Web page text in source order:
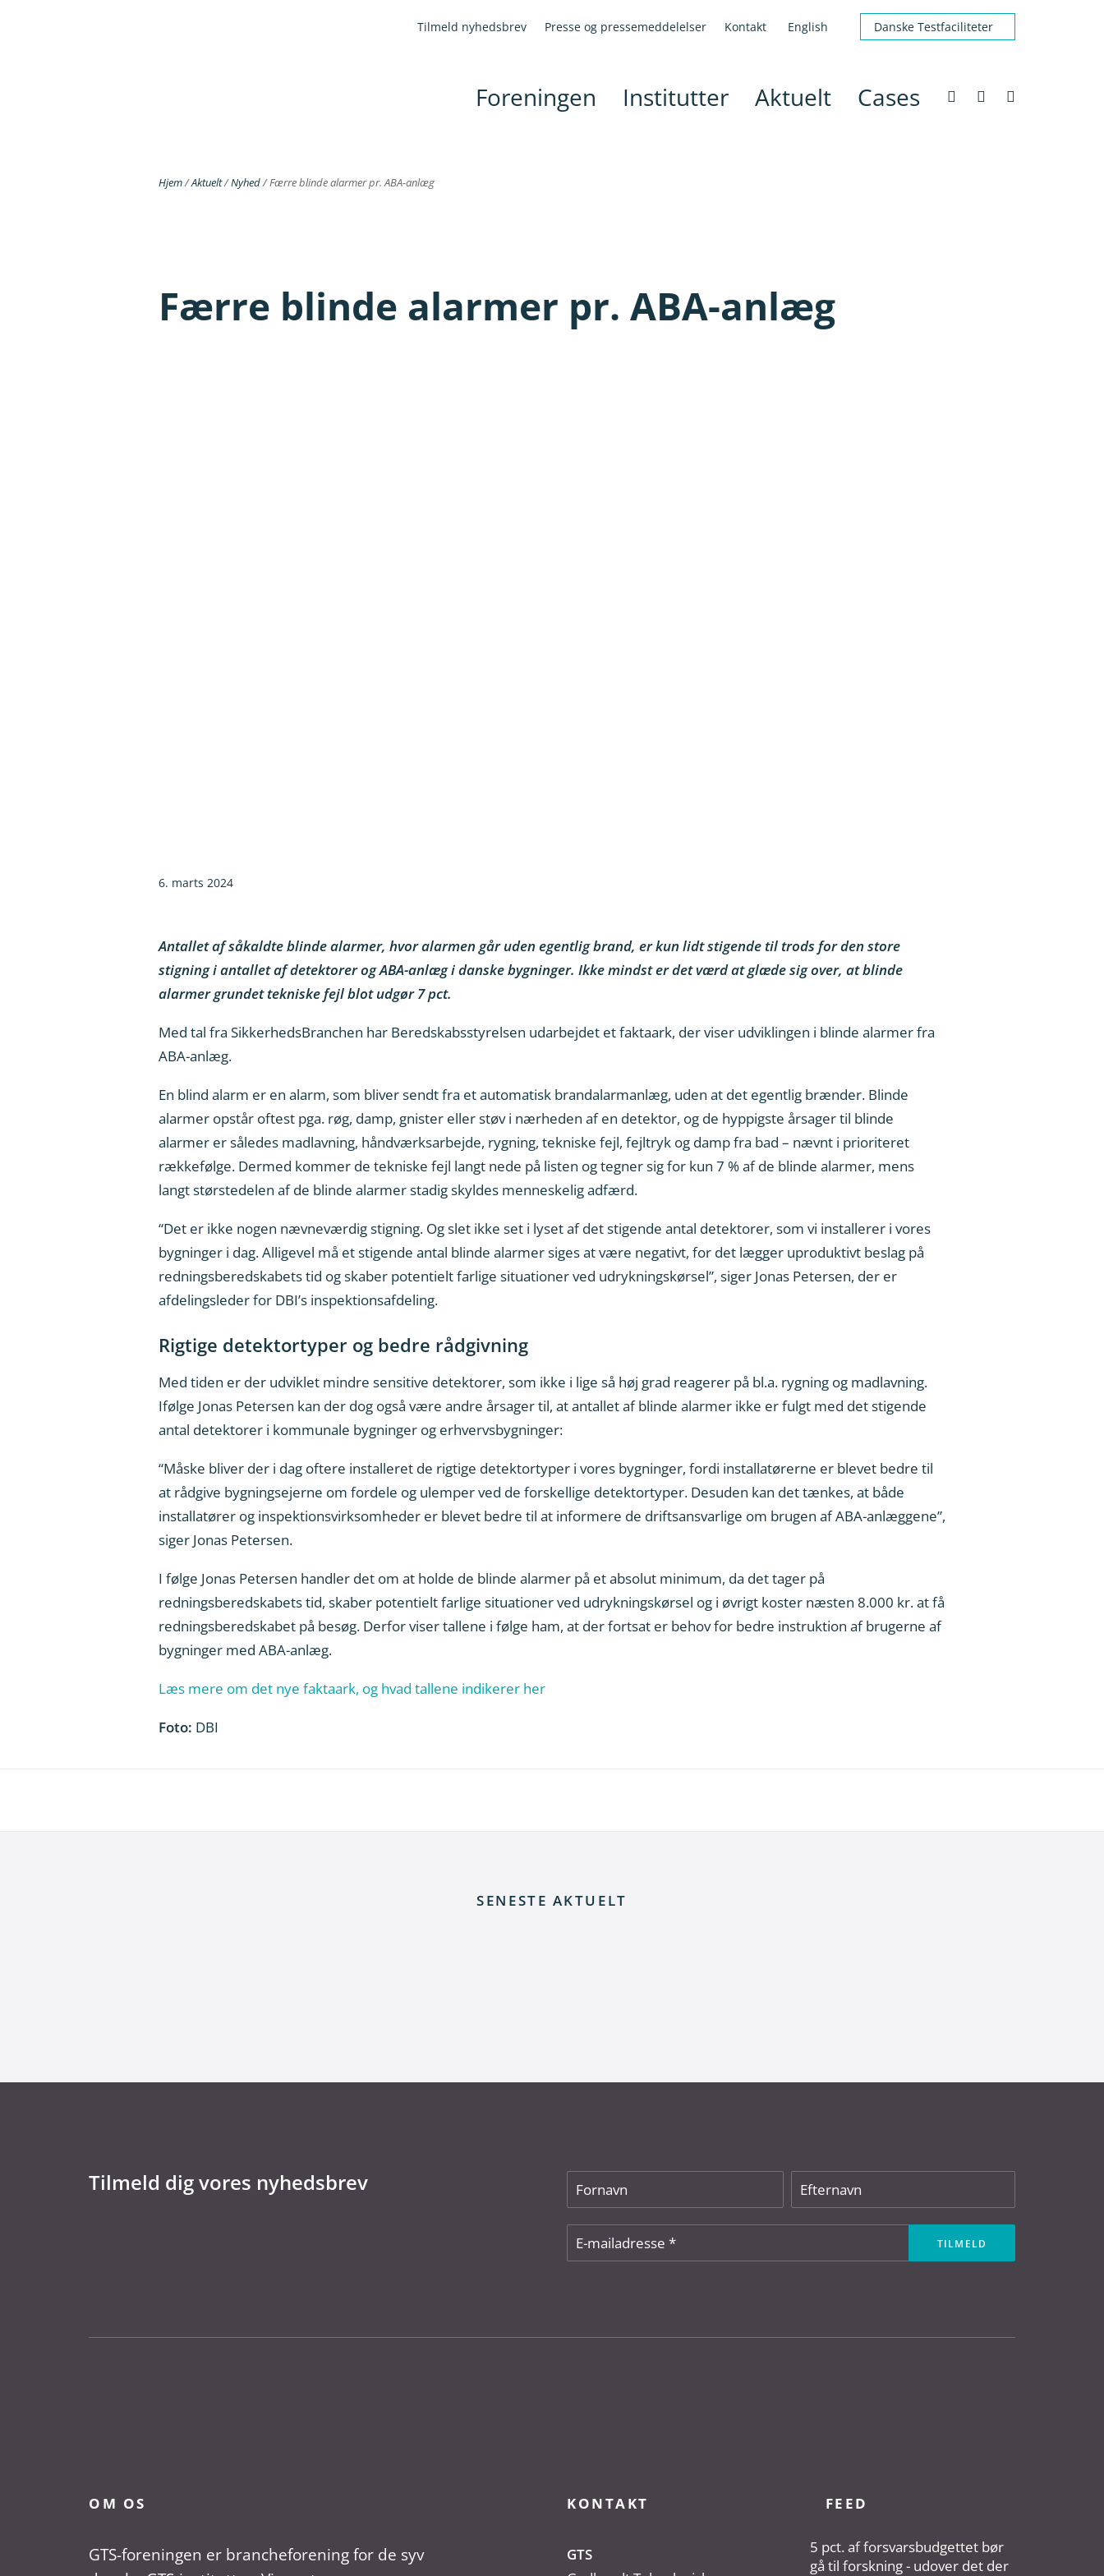
Tilmeld nyhedsbrev Presse og pressemeddelelser Kontakt English Danske Testfaciliteter
Foreningen Institutter Aktuelt Cases
Hjem/Aktuelt/Nyhed/Færre blinde alarmer pr. ABA-anlæg
Færre blinde alarmer pr. ABA-anlæg
6. marts 2024
Antallet af såkaldte blinde alarmer, hvor alarmen går uden egentlig brand, er kun lidt stigende til trods for den store
stigning i antallet af detektorer og ABA-anlæg i danske bygninger. Ikke mindst er det værd at glæde sig over, at blinde
alarmer grundet tekniske fejl blot udgør 7 pct.
Med tal fra SikkerhedsBranchen har Beredskabsstyrelsen udarbejdet et faktaark, der viser udviklingen i blinde alarmer fra
ABA-anlæg.
En blind alarm er en alarm, som bliver sendt fra et automatisk brandalarmanlæg, uden at det egentlig brænder. Blinde
alarmer opstår oftest pga. røg, damp, gnister eller støv i nærheden af en detektor, og de hyppigste årsager til blinde
alarmer er således madlavning, håndværksarbejde, rygning, tekniske fejl, fejltryk og damp fra bad – nævnt i prioriteret
rækkefølge. Dermed kommer de tekniske fejl langt nede på listen og tegner sig for kun 7 % af de blinde alarmer, mens
langt størstedelen af de blinde alarmer stadig skyldes menneskelig adfærd.
“Det er ikke nogen nævneværdig stigning. Og slet ikke set i lyset af det stigende antal detektorer, som vi installerer i vores
bygninger i dag. Alligevel må et stigende antal blinde alarmer siges at være negativt, for det lægger uproduktivt beslag på
redningsberedskabets tid og skaber potentielt farlige situationer ved udrykningskørsel”, siger Jonas Petersen, der er
afdelingsleder for DBI’s inspektionsafdeling.
Rigtige detektortyper og bedre rådgivning
Med tiden er der udviklet mindre sensitive detektorer, som ikke i lige så høj grad reagerer på bl.a. rygning og madlavning.
Ifølge Jonas Petersen kan der dog også være andre årsager til, at antallet af blinde alarmer ikke er fulgt med det stigende
antal detektorer i kommunale bygninger og erhvervsbygninger:
“Måske bliver der i dag oftere installeret de rigtige detektortyper i vores bygninger, fordi installatørerne er blevet bedre til
at rådgive bygningsejerne om fordele og ulemper ved de forskellige detektortyper. Desuden kan det tænkes, at både
installatører og inspektionsvirksomheder er blevet bedre til at informere de driftsansvarlige om brugen af ABA-anlæggene”,
siger Jonas Petersen.
I følge Jonas Petersen handler det om at holde de blinde alarmer på et absolut minimum, da det tager på
redningsberedskabets tid, skaber potentielt farlige situationer ved udrykningskørsel og i øvrigt koster næsten 8.000 kr. at få
redningsberedskabet på besøg. Derfor viser tallene i følge ham, at der fortsat er behov for bedre instruktion af brugerne af
bygninger med ABA-anlæg.
Læs mere om det nye faktaark, og hvad tallene indikerer her
Foto: DBI
SENESTE AKTUELT
Tilmeld dig vores nyhedsbrev
OM OS
GTS-foreningen er brancheforening for de syv
KONTAKT
GTS
FEED
5 pct. af forsvarsbudgettet bør
gå til forskning - udover det der